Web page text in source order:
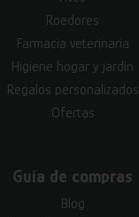
Roedores
Farmacia veterinaria
Higiene hogar y jardín
Regalos personalizados
Ofertas
Guía de compras
Blog